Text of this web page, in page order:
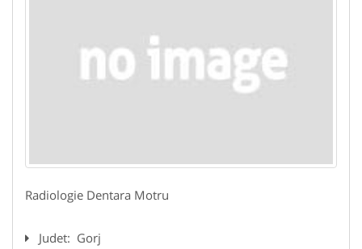
Radiologie Dentara Motru
Judet: Gorj